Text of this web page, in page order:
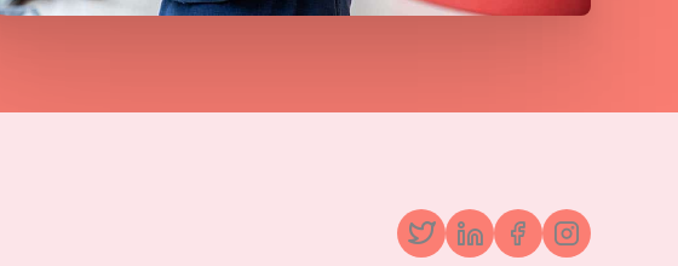
TwitterLinkedInFacebook